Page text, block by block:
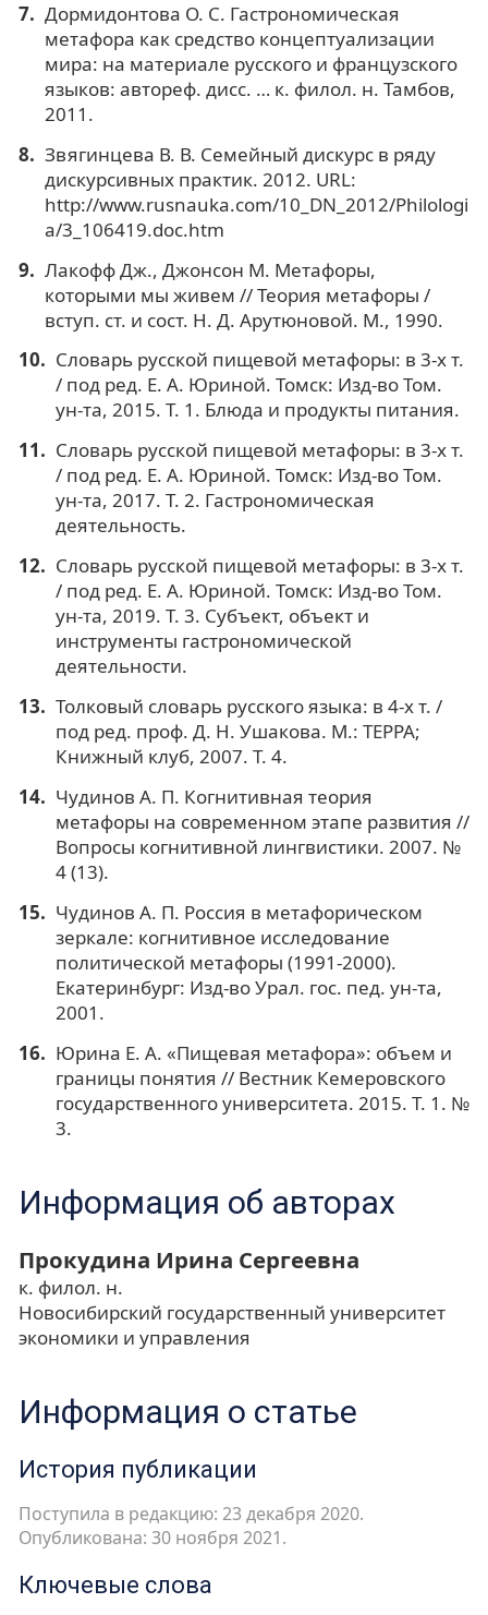
Дормидонтова О. С. Гастрономическая
метафора как средство концептуализации
мира: на материале русского и французского
языков: автореф. дисс. … к. филол. н. Тамбов,
2011.
Звягинцева В. В. Семейный дискурс в ряду
дискурсивных практик. 2012. URL:
http://www.rusnauka.com/10_DN_2012/Philologi
a/3_106419.doc.htm
Лакофф Дж., Джонсон М. Метафоры,
которыми мы живем // Теория метафоры /
вступ. ст. и сост. Н. Д. Арутюновой. М., 1990.
Словарь русской пищевой метафоры: в 3-х т.
/ под ред. Е. А. Юриной. Томск: Изд-во Том.
ун-та, 2015. Т. 1. Блюда и продукты питания.
Словарь русской пищевой метафоры: в 3-х т.
/ под ред. Е. А. Юриной. Томск: Изд-во Том.
ун-та, 2017. Т. 2. Гастрономическая
деятельность.
Словарь русской пищевой метафоры: в 3-х т.
/ под ред. Е. А. Юриной. Томск: Изд-во Том.
ун-та, 2019. Т. 3. Субъект, объект и
инструменты гастрономической
деятельности.
Толковый словарь русского языка: в 4-х т. /
под ред. проф. Д. Н. Ушакова. М.: ТЕРРА;
Книжный клуб, 2007. Т. 4.
Чудинов А. П. Когнитивная теория
метафоры на современном этапе развития //
Вопросы когнитивной лингвистики. 2007. №
4 (13).
Чудинов А. П. Россия в метафорическом
зеркале: когнитивное исследование
политической метафоры (1991-2000).
Екатеринбург: Изд-во Урал. гос. пед. ун-та,
2001.
Юрина Е. А. «Пищевая метафора»: объем и
границы понятия // Вестник Кемеровского
государственного университета. 2015. Т. 1. №
3.
Информация об авторах
Прокудина Ирина Сергеевна
к. филол. н.
Новосибирский государственный университет
экономики и управления
Информация о статье
История публикации
Поступила в редакцию: 23 декабря 2020.
Опубликована: 30 ноября 2021.
Ключевые слова